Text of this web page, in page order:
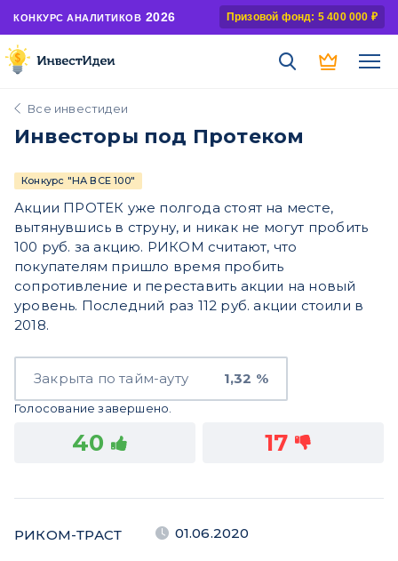
КОНКУРС АНАЛИТИКОВ 2026 Призовой фонд: 5 400 000 ₽
Все инвестидеи
Инвесторы под Протеком
Конкурс "НА ВСЕ 100"
Акции ПРОТЕК уже полгода стоят на месте,
вытянувшись в струну, и никак не могут пробить
100 руб. за акцию. РИКОМ считают, что
покупателям пришло время пробить
сопротивление и переставить акции на новый
уровень. Последний раз 112 руб. акции стоили в
2018.
Закрыта по тайм-ауту 1,32 %
Голосование завершено.
40 17
РИКОМ-ТРАСТ 01.06.2020